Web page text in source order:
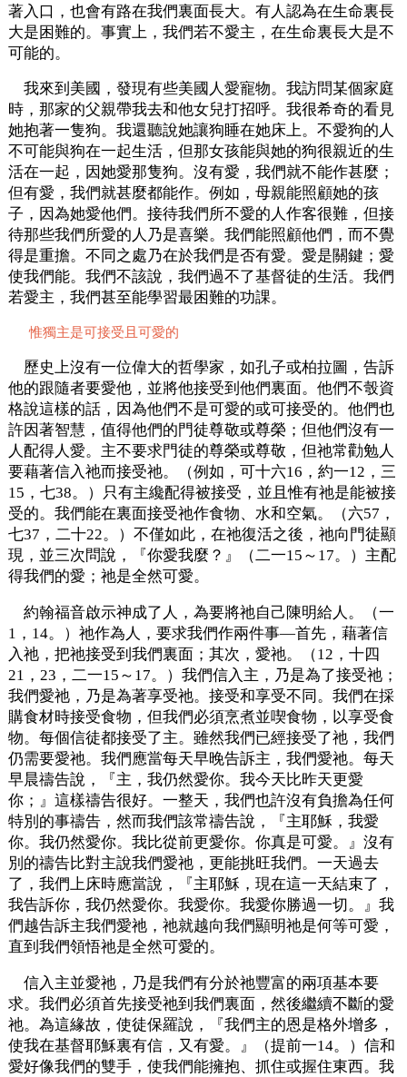
著入口，也會有路在我們裏面長大。有人認為在生命裏長
大是困難的。事實上，我們若不愛主，在生命裏長大是不
可能的。
我來到美國，發現有些美國人愛寵物。我訪問某個家庭
時，那家的父親帶我去和他女兒打招呼。我很希奇的看見
她抱著一隻狗。我還聽說她讓狗睡在她床上。不愛狗的人
不可能與狗在一起生活，但那女孩能與她的狗很親近的生
活在一起，因她愛那隻狗。沒有愛，我們就不能作甚麼；
但有愛，我們就甚麼都能作。例如，母親能照顧她的孩
子，因為她愛他們。接待我們所不愛的人作客很難，但接
待那些我們所愛的人乃是喜樂。我們能照顧他們，而不覺
得是重擔。不同之處乃在於我們是否有愛。愛是關鍵；愛
使我們能。我們不該說，我們過不了基督徒的生活。我們
若愛主，我們甚至能學習最困難的功課。
惟獨主是可接受且可愛的
歷史上沒有一位偉大的哲學家，如孔子或柏拉圖，告訴
他的跟隨者要愛他，並將他接受到他們裏面。他們不彀資
格說這樣的話，因為他們不是可愛的或可接受的。他們也
許因著智慧，值得他們的門徒尊敬或尊榮；但他們沒有一
人配得人愛。主不要求門徒的尊榮或尊敬，但祂常勸勉人
要藉著信入祂而接受祂。（例如，可十六16，約一12，三
15，七38。）只有主纔配得被接受，並且惟有祂是能被接
受的。我們能在裏面接受祂作食物、水和空氣。（六57，
七37，二十22。）不僅如此，在祂復活之後，祂向門徒顯
現，並三次問說，『你愛我麼？』（二一15～17。）主配
得我們的愛；祂是全然可愛。
約翰福音啟示神成了人，為要將祂自己陳明給人。（一
1，14。）祂作為人，要求我們作兩件事—首先，藉著信
入祂，把祂接受到我們裏面；其次，愛祂。（12，十四
21，23，二一15～17。）我們信入主，乃是為了接受祂；
我們愛祂，乃是為著享受祂。接受和享受不同。我們在採
購食材時接受食物，但我們必須烹煮並喫食物，以享受食
物。每個信徒都接受了主。雖然我們已經接受了祂，我們
仍需要愛祂。我們應當每天早晚告訴主，我們愛祂。每天
早晨禱告說，『主，我仍然愛你。我今天比昨天更愛
你；』這樣禱告很好。一整天，我們也許沒有負擔為任何
特別的事禱告，然而我們該常禱告說，『主耶穌，我愛
你。我仍然愛你。我比從前更愛你。你真是可愛。』沒有
別的禱告比對主說我們愛祂，更能挑旺我們。一天過去
了，我們上床時應當說，『主耶穌，現在這一天結束了，
我告訴你，我仍然愛你。我愛你。我愛你勝過一切。』我
們越告訴主我們愛祂，祂就越向我們顯明祂是何等可愛，
直到我們領悟祂是全然可愛的。
信入主並愛祂，乃是我們有分於祂豐富的兩項基本要
求。我們必須首先接受祂到我們裏面，然後繼續不斷的愛
祂。為這緣故，使徒保羅說，『我們主的恩是格外增多，
使我在基督耶穌裏有信，又有愛。』（提前一14。）信和
愛好像我們的雙手，使我們能擁抱、抓住或握住東西。我